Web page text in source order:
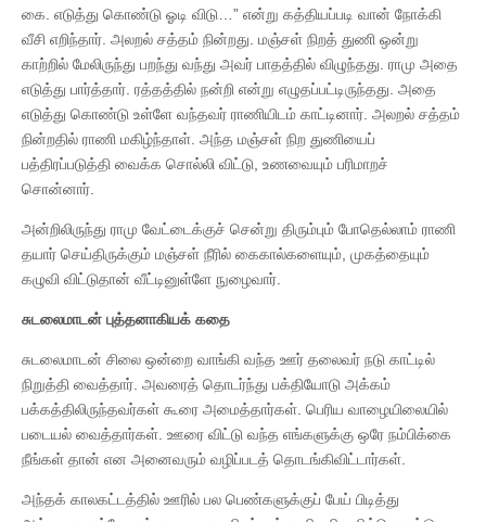
கை. எடுத்து கொண்டு ஓடி விடு…” என்று கத்தியப்படி வான் நோக்கி
வீசி எறிந்தார். அலறல் சத்தம் நின்றது. மஞ்சள் நிறத் துணி ஒன்று
காற்றில் மேலிருந்து பறந்து வந்து அவர் பாதத்தில் விழுந்தது. ராமு அதை
எடுத்து பார்த்தார். ரத்தத்தில் நன்றி என்று எழுதப்பட்டிருந்தது. அதை
எடுத்து கொண்டு உள்ளே வந்தவர் ராணியிடம் காட்டினார். அலறல் சத்தம்
நின்றதில் ராணி மகிழ்ந்தாள். அந்த மஞ்சள் நிற துணியைப்
பத்திரப்படுத்தி வைக்க சொல்லி விட்டு, உணவையும் பரிமாறச்
சொன்னார்.
அன்றிலிருந்து ராமு வேட்டைக்குச் சென்று திரும்பும் போதெல்லாம் ராணி
தயார் செய்திருக்கும் மஞ்சள் நீரில் கைகால்களையும், முகத்தையும்
கழுவி விட்டுதான் வீட்டினுள்ளே நுழைவார்.
சுடலைமாடன் புத்தனாகியக் கதை
சுடலைமாடன் சிலை ஒன்றை வாங்கி வந்த ஊர் தலைவர் நடு காட்டில்
நிறுத்தி வைத்தார். அவரைத் தொடர்ந்து பக்தியோடு அக்கம்
பக்கத்திலிருந்தவர்கள் கூரை அமைத்தார்கள். பெரிய வாழையிலையில்
படையல் வைத்தார்கள். ஊரை விட்டு வந்த எங்களுக்கு ஒரே நம்பிக்கை
நீங்கள் தான் என அனைவரும் வழிப்படத் தொடங்கிவிட்டார்கள்.
அந்தக் காலகட்டத்தில் ஊரில் பல பெண்களுக்குப் பேய் பிடித்து